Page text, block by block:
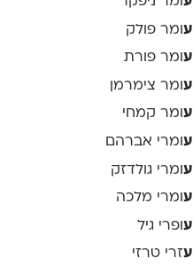
ע ומר פולק
עומר פורת
ע ומר צימרמן
עומר קמחי
ע ומרי אברהם
ע ומרי גולדזק
עומרי מלכה
ע ופרי גיל
עזרי טרזי